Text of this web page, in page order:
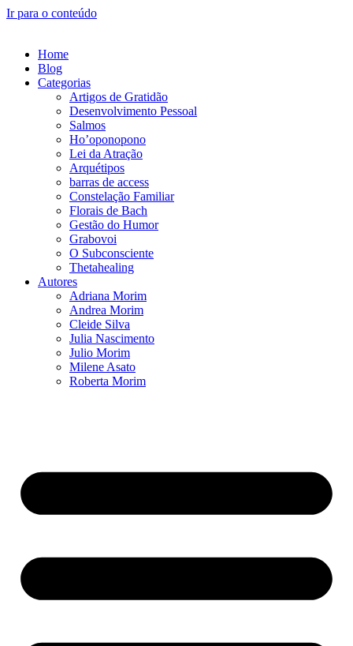
Ir para o conteúdo
Home
Blog
Categorias
Artigos de Gratidão
Desenvolvimento Pessoal
Salmos
Ho’oponopono
Lei da Atração
Arquétipos
barras de access
Constelação Familiar
Florais de Bach
Gestão do Humor
Grabovoi
O Subconsciente
Thetahealing
Autores
Adriana Morim
Andrea Morim
Cleide Silva
Julia Nascimento
Julio Morim
Milene Asato
Roberta Morim